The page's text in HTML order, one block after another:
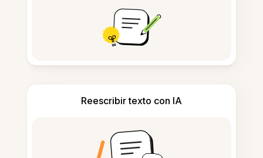
Reescribir texto con IA